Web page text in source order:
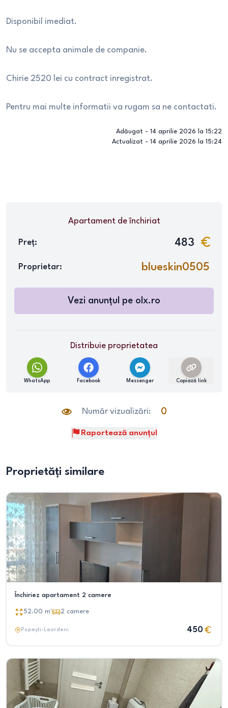
Disponibil imediat.
Nu se accepta animale de companie.
Chirie 2520 lei cu contract inregistrat.
Pentru mai multe informatii va rugam sa ne contactati.
Adăugat - 14 aprilie 2026 la 15:22
Actualizat - 14 aprilie 2026 la 15:24
Apartamentde închiriat
Preț: 483
Proprietar: blueskin0505
Vezi anunțul pe olx.ro
Distribuie proprietatea
WhatsApp Facebook Messenger Copiază link
Număr vizualizări: 0
Raportează anunțul
Proprietăți similare
Închiriez apartament 2 camere
52.00 m² 2 camere
Popești-Leordeni 450